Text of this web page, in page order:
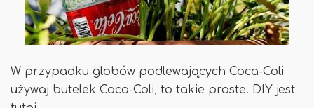
W przypadku globów podlewających Coca-Coli
używaj butelek Coca-Coli, to takie proste. DIY jest